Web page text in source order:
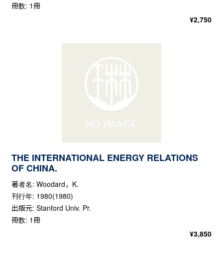
冊数: 1冊
¥2,750
THE INTERNATIONAL ENERGY RELATIONS
OF CHINA.
著者名: Woodard，K.
刊行年: 1980(1980)
出版元: Stanford Univ. Pr.
冊数: 1冊
¥3,850